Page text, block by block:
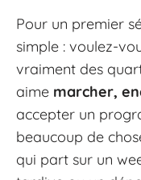
Pour un premier
simple : voulez-
vraiment des
aime marcher,
accepter un
beaucoup de
qui part sur un